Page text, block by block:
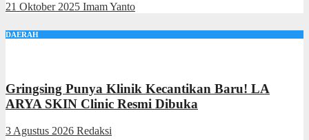
21 Oktober 2025 Imam Yanto
DAERAH
Gringsing Punya Klinik Kecantikan Baru! LA
ARYA SKIN Clinic Resmi Dibuka
3 Agustus 2026 Redaksi